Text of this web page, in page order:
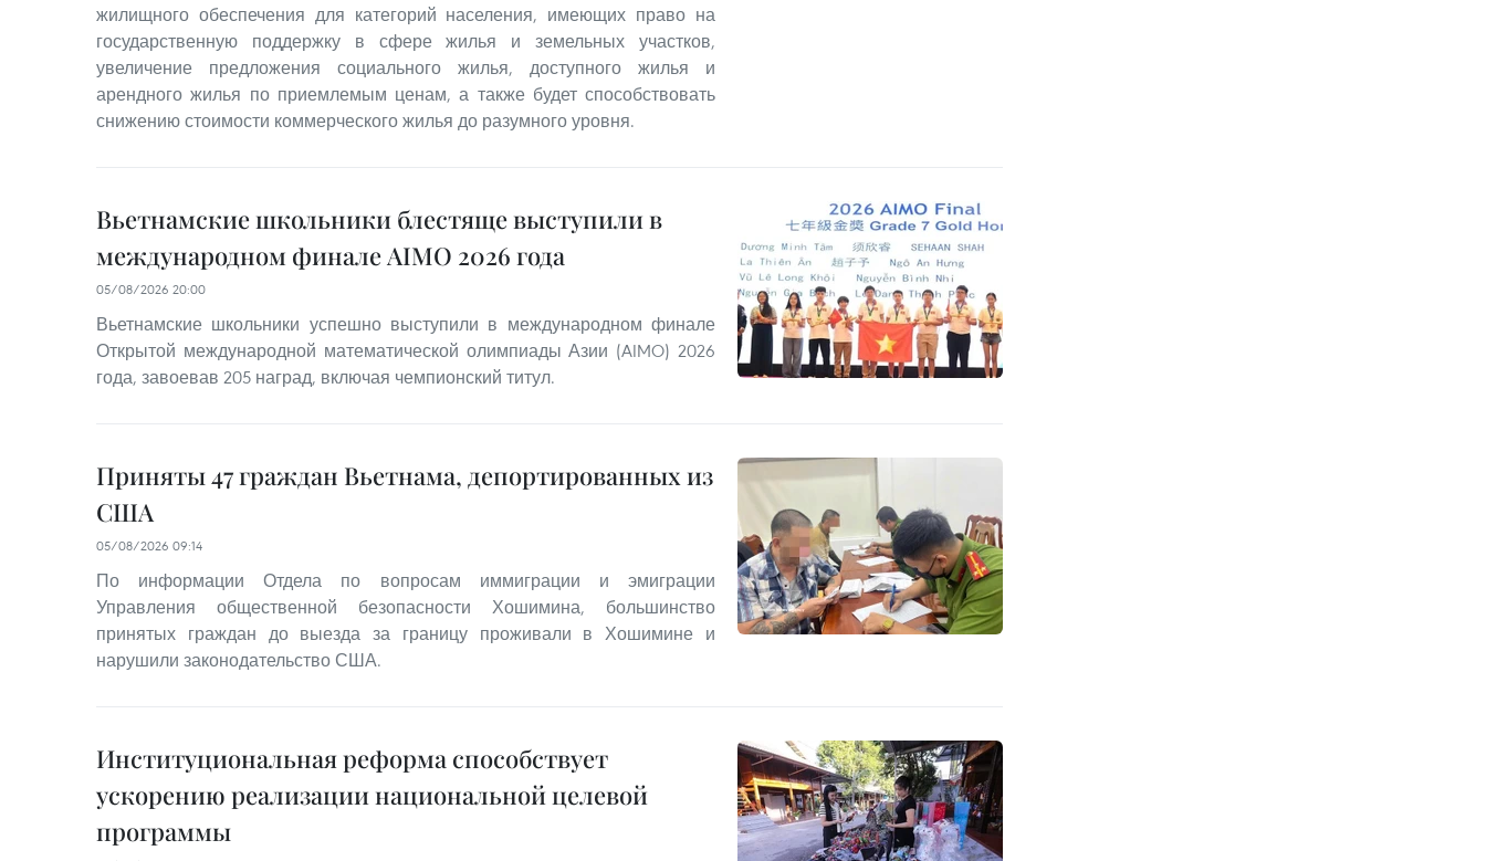
жилищного обеспечения для категорий населения, имеющих право на
государственную поддержку в сфере жилья и земельных участков,
увеличение предложения социального жилья, доступного жилья и
арендного жилья по приемлемым ценам, а также будет способствовать
снижению стоимости коммерческого жилья до разумного уровня.
Вьетнамские школьники блестяще выступили в
международном финале AIMO 2026 года
05/08/2026 20:00
Вьетнамские школьники успешно выступили в международном финале
Открытой международной математической олимпиады Азии (AIMO) 2026
года, завоевав 205 наград, включая чемпионский титул.
Приняты 47 граждан Вьетнама, депортированных из
США
05/08/2026 09:14
По информации Отдела по вопросам иммиграции и эмиграции
Управления общественной безопасности Хошимина, большинство
принятых граждан до выезда за границу проживали в Хошимине и
нарушили законодательство США.
Институциональная реформа способствует
ускорению реализации национальной целевой
программы